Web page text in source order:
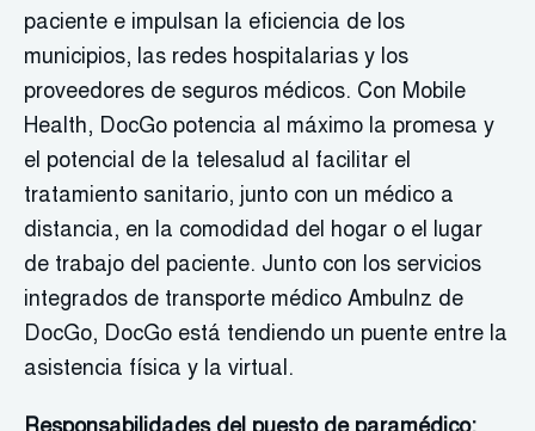
paciente e impulsan la eficiencia de los
municipios, las redes hospitalarias y los
proveedores de seguros médicos. Con Mobile
Health, DocGo potencia al máximo la promesa y
el potencial de la telesalud al facilitar el
tratamiento sanitario, junto con un médico a
distancia, en la comodidad del hogar o el lugar
de trabajo del paciente. Junto con los servicios
integrados de transporte médico Ambulnz de
DocGo, DocGo está tendiendo un puente entre la
asistencia física y la virtual.